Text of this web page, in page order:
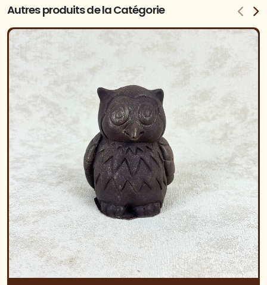
Autres produits de la Catégorie